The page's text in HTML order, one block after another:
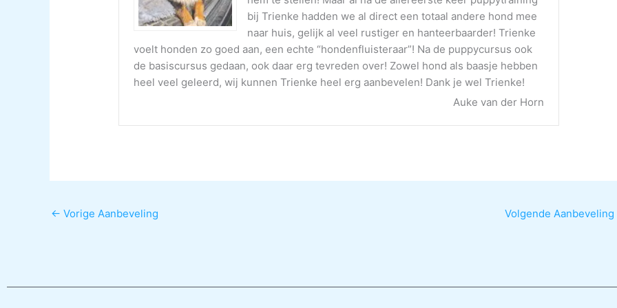
bij Trienke hadden we al direct een totaal andere hond mee
naar huis, gelijk al veel rustiger en hanteerbaarder! Trienke
voelt honden zo goed aan, een echte “hondenfluisteraar”! Na de puppycursus ook
de basiscursus gedaan, ook daar erg tevreden over! Zowel hond als baasje hebben
heel veel geleerd, wij kunnen Trienke heel erg aanbevelen! Dank je wel Trienke!
Auke van der Horn
← Vorige Aanbeveling Volgende Aanbeveling